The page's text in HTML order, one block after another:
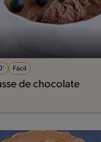
Fácil
de chocolate